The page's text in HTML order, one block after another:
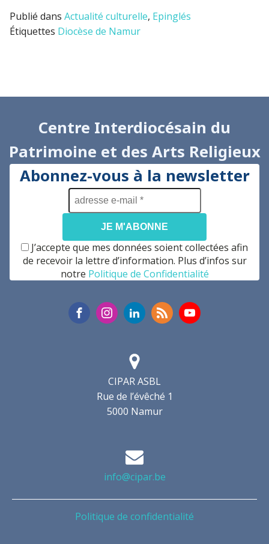
Publié dans Actualité culturelle, Epinglés
Étiquettes Diocèse de Namur
Centre Interdiocésain du
Patrimoine et des Arts Religieux
CIPAR ASBL
Rue de l’évêché 1
5000 Namur
info@cipar.be
Politique de confidentialité
Abonnez-vous à la newsletter
adresse
e-
mail
*
J’accepte que mes données soient collectées afin
de recevoir la lettre d’information. Plus d’infos sur
notre Politique de Confidentialité